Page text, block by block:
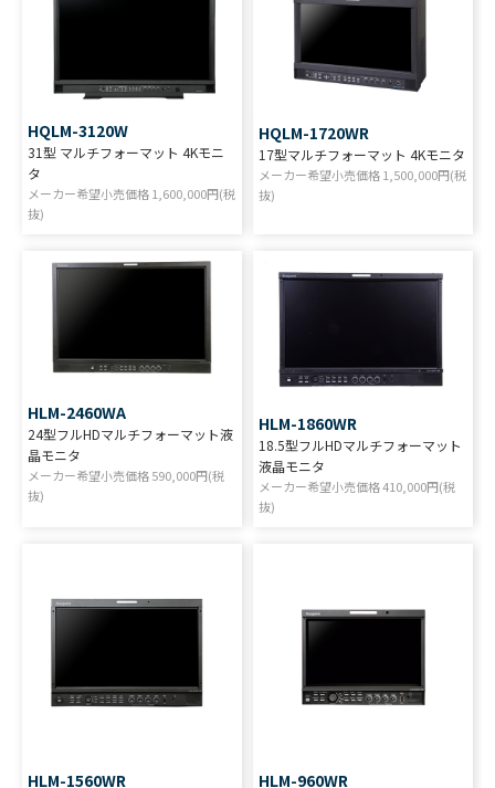
HQLM-3120W
31型 マルチフォーマット 4Kモニ
タ
メーカー希望小売価格1,600,000円(税
抜)
HQLM-1720WR
17型マルチフォーマット 4Kモニタ
メーカー希望小売価格1,500,000円(税
抜)
HLM-2460WA
24型フルHDマルチフォーマット液
晶モニタ
メーカー希望小売価格590,000円(税
抜)
HLM-1860WR
18.5型フルHDマルチフォーマット
液晶モニタ
メーカー希望小売価格410,000円(税
抜)
HLM-1560WR HLM-960WR